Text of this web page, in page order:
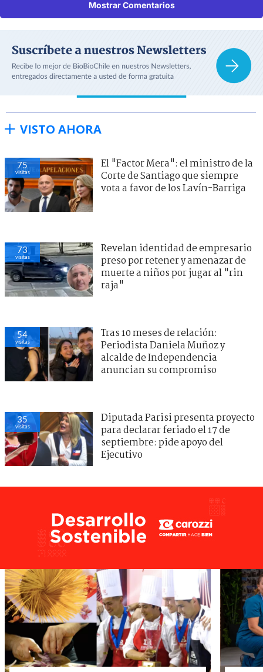
Mostrar Comentarios
VISTO AHORA
75
visitas
El "Factor Mera": el ministro de la
Corte de Santiago que siempre
vota a favor de los Lavín-Barriga
73
visitas
Revelan identidad de empresario
preso por retener y amenazar de
muerte a niños por jugar al "rin
raja"
54
visitas
Tras 10 meses de relación:
Periodista Daniela Muñoz y
alcalde de Independencia
anuncian su compromiso
35
visitas
Diputada Parisi presenta proyecto
para declarar feriado el 17 de
septiembre: pide apoyo del
Ejecutivo